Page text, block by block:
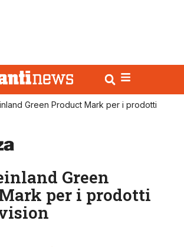
Green Product Mark per i prodotti
Green
per i prodotti